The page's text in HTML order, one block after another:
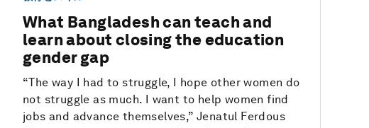
What Bangladesh can teach and
learn about closing the education
gender gap
“The way I had to struggle, I hope other women do
not struggle as much. I want to help women find
jobs and advance themselves,” Jenatul Ferdous